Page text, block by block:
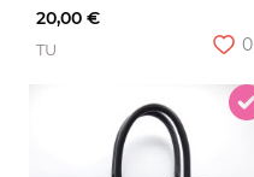
20,00 €
TU 0